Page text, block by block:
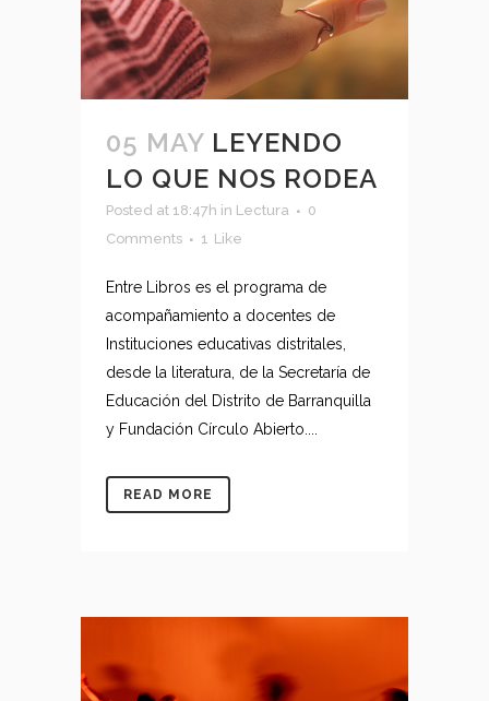
05 MAY LEYENDO
LO QUE NOS RODEA
Posted at 18:47h in Lectura
0
Comments
1 Like
Entre Libros es el programa de
acompañamiento a docentes de
Instituciones educativas distritales,
desde la literatura, de la Secretaría de
Educación del Distrito de Barranquilla
y Fundación Círculo Abierto....
READ MORE